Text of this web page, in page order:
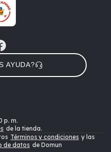
AYUDA?
p. m.
de la tienda.
Términos y condiciones y las
de datos de Domun